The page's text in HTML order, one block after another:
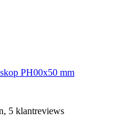
PH00x50 mm
5 klantreviews